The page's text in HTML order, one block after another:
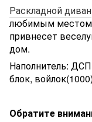
Раскладной диван
любимым местом
привнесет
дом.
Наполнитель:
блок,
Обратите